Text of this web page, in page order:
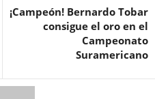
¡Campeón! Bernardo Tobar
consigue el oro en el
Campeonato
Suramericano